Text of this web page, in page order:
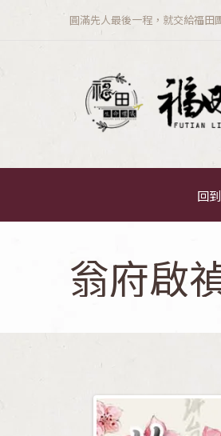
圓滿先人最後一程，就交給福田
回
翁府啟